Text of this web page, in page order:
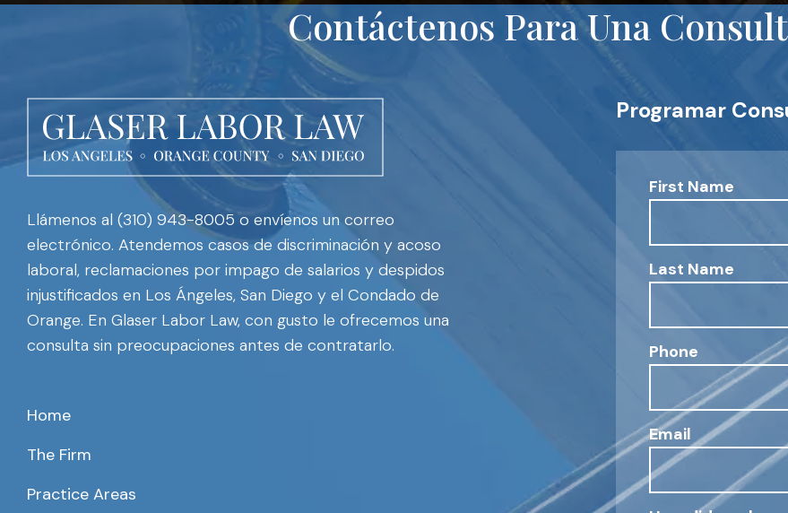
Contáctenos Para Una
Llámenos al (310) 943-8005 o envíenos un correo
electrónico. Atendemos casos de discriminación y acoso
laboral, reclamaciones por impago de salarios y despidos
injustificados en Los Ángeles, San Diego y el Condado de
Orange. En Glaser Labor Law, con gusto le ofrecemos una
consulta sin preocupaciones antes de contratarlo.
Home
The Firm
Practice Areas
Programar
First Name
Last Name
Phone
Email